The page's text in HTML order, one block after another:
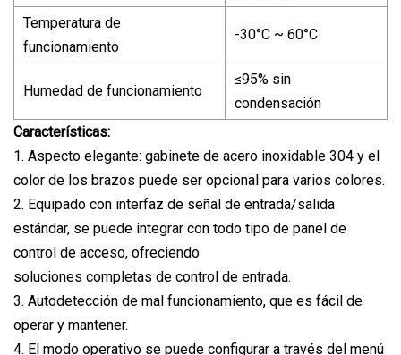
Temperatura de
funcionamiento
-30°C ~ 60°C
Humedad de funcionamiento
≤95% sin
condensación
Características:
1. Aspecto elegante: gabinete de acero inoxidable 304 y el
color de los brazos puede ser opcional para varios colores.
2. Equipado con interfaz de señal de entrada/salida
estándar, se puede integrar con todo tipo de panel de
control de acceso, ofreciendo
soluciones completas de control de entrada.
3. Autodetección de mal funcionamiento, que es fácil de
operar y mantener.
4. El modo operativo se puede configurar a través del menú